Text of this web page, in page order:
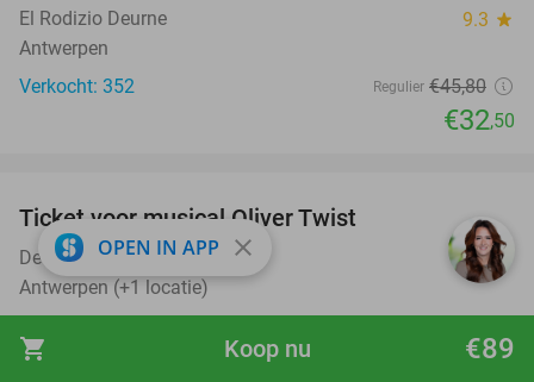
shopping_cart €89
Koop nu
El Rodizio Deurne 9.3 star
Antwerpen
Verkocht: 352
Regulier €45,80
€32,50
31%
Ticket voor musical Oliver Twist
Deep Bridge 9.5star
Antwerpen (+1 locatie)
€36
OPEN IN APP close